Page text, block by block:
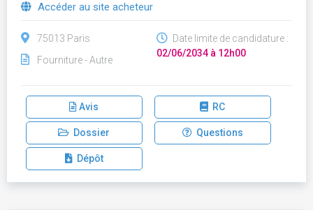
Accéder au site acheteur
75013 Paris
Fourniture - Autre
Date limite de candidature :
02/06/2034 à 12h00
Avis RC
Dossier Questions
Dépôt